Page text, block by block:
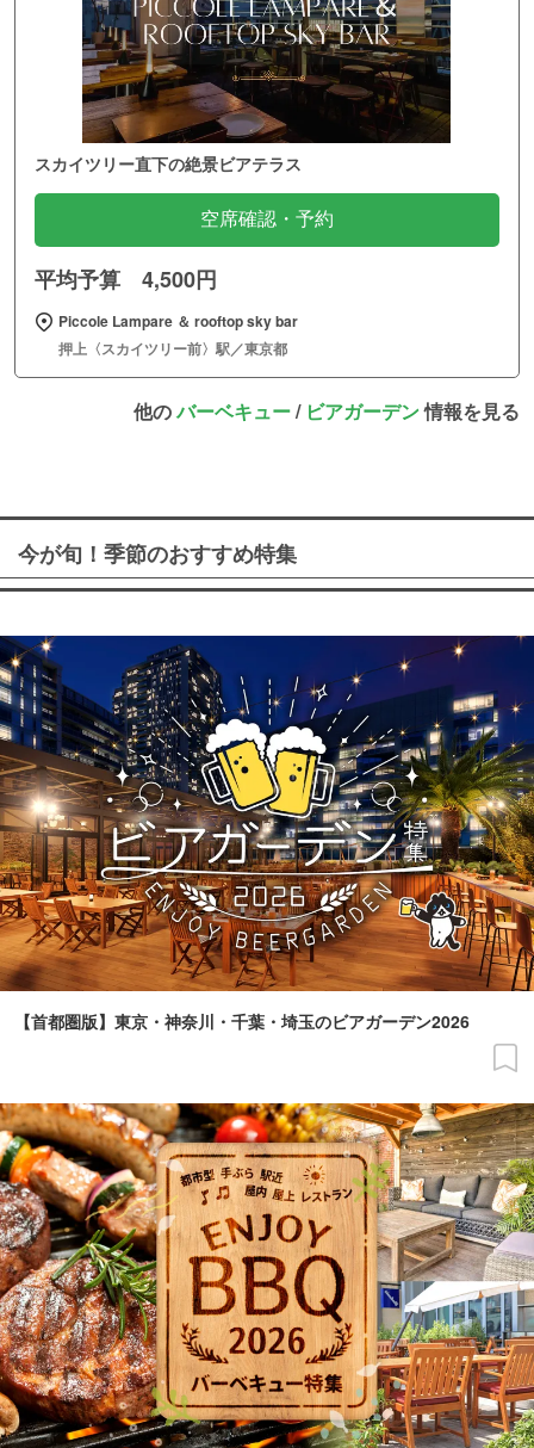
スカイツリー直下の絶景ビアテラス
空席確認・予約
平均予算 4,500円
Piccole Lampare ＆ rooftop sky bar
押上〈スカイツリー前〉駅／東京都
他のバーベキュー/ ビアガーデン情報を見る
今が旬！季節のおすすめ特集
【首都圏版】東京・神奈川・千葉・埼玉のビアガーデン2026